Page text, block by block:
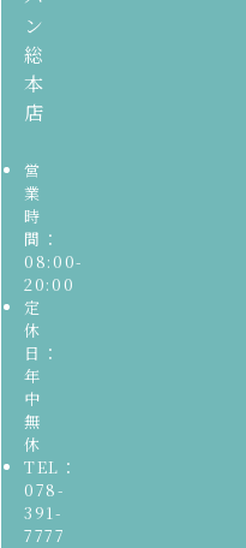
ン
総
本
店
営
業
時
間：
08:00-
20:00
定
休
日：
年
中
無
休
TEL：
078-
391-
7777